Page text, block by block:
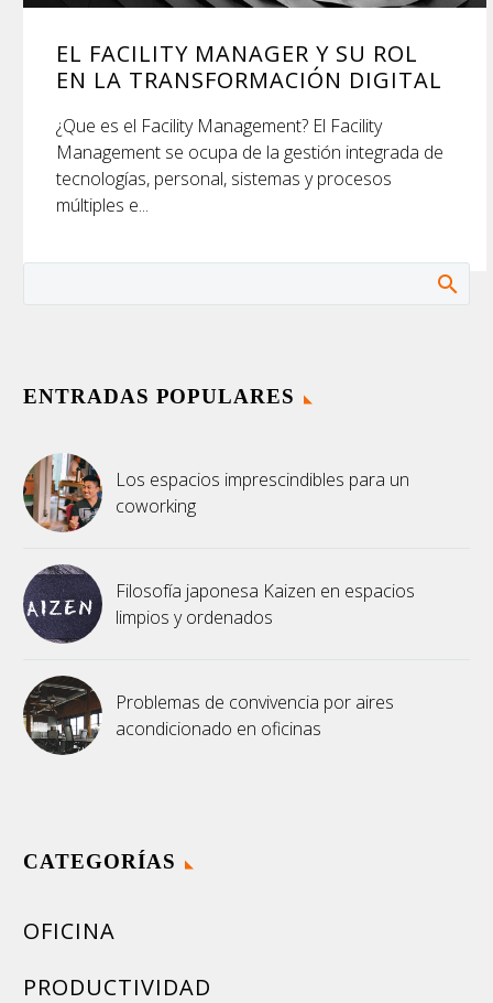
EL FACILITY MANAGER Y SU ROL
EN LA TRANSFORMACIÓN DIGITAL
¿Que es el Facility Management? El Facility
Management se ocupa de la gestión integrada de
tecnologías, personal, sistemas y procesos
múltiples e...
ENTRADAS POPULARES
Los espacios imprescindibles para un
coworking
Filosofía japonesa Kaizen en espacios
limpios y ordenados
Problemas de convivencia por aires
acondicionado en oficinas
CATEGORÍAS
OFICINA
PRODUCTIVIDAD